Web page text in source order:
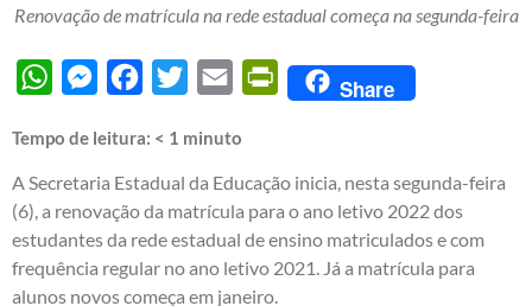
Renovação de matrícula na rede estadual começa na segunda-feira
WhatsAppMessengerFacebook
Twitter Email PrintFriendly
Share
Tempo de leitura: < 1 minuto
A Secretaria Estadual da Educação inicia, nesta segunda-feira
(6), a renovação da matrícula para o ano letivo 2022 dos
estudantes da rede estadual de ensino matriculados e com
frequência regular no ano letivo 2021. Já a matrícula para
alunos novos começa em janeiro.